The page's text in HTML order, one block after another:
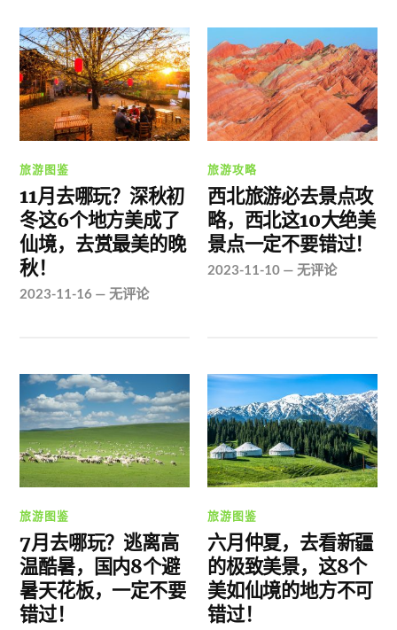
旅游图鉴
11月去哪玩？深秋初
冬这6个地方美成了
仙境，去赏最美的晚
秋！
2023-11-16 —无评论
旅游攻略
西北旅游必去景点攻
略，西北这10大绝美
景点一定不要错过！
2023-11-10 —无评论
旅游图鉴
7月去哪玩？逃离高
温酷暑，国内8个避
暑天花板，一定不要
错过！
旅游图鉴
六月仲夏，去看新疆
的极致美景，这8个
美如仙境的地方不可
错过！